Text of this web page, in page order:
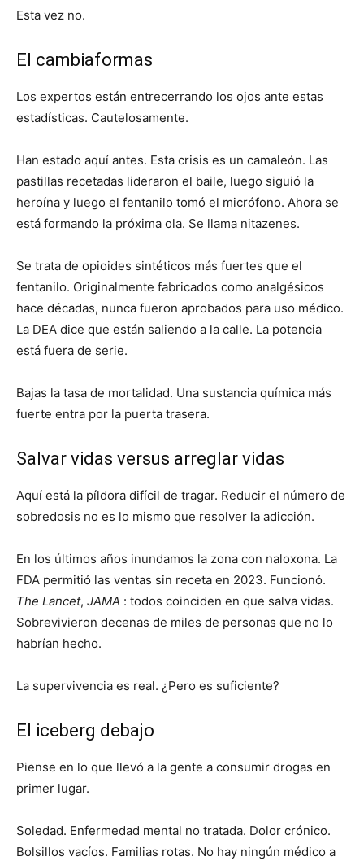
Esta vez no.
El cambiaformas
Los expertos están entrecerrando los ojos ante estas
estadísticas. Cautelosamente.
Han estado aquí antes. Esta crisis es un camaleón. Las
pastillas recetadas lideraron el baile, luego siguió la
heroína y luego el fentanilo tomó el micrófono. Ahora se
está formando la próxima ola. Se llama nitazenes.
Se trata de opioides sintéticos más fuertes que el
fentanilo. Originalmente fabricados como analgésicos
hace décadas, nunca fueron aprobados para uso médico.
La DEA dice que están saliendo a la calle. La potencia
está fuera de serie.
Bajas la tasa de mortalidad. Una sustancia química más
fuerte entra por la puerta trasera.
Salvar vidas versus arreglar vidas
Aquí está la píldora difícil de tragar. Reducir el número de
sobredosis no es lo mismo que resolver la adicción.
En los últimos años inundamos la zona con naloxona. La
FDA permitió las ventas sin receta en 2023. Funcionó.
The Lancet, JAMA : todos coinciden en que salva vidas.
Sobrevivieron decenas de miles de personas que no lo
habrían hecho.
La supervivencia es real. ¿Pero es suficiente?
El iceberg debajo
Piense en lo que llevó a la gente a consumir drogas en
primer lugar.
Soledad. Enfermedad mental no tratada. Dolor crónico.
Bolsillos vacíos. Familias rotas. No hay ningún médico a